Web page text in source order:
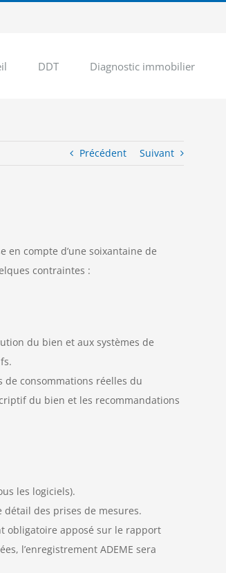
DDT Diagnostic immobilier
Précédent Suivant
compte d’une soixantaine de
contraintes :
du bien et aux systèmes de
de consommations réelles du
du bien et les recommandations
les logiciels).
des prises de mesures.
obligatoire apposé sur le rapport
l’enregistrement ADEME sera